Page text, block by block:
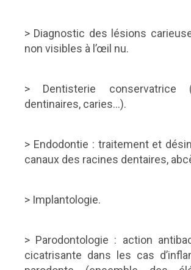
> Diagnostic des lésions
non visibles à l’œil nu.
> Dentisterie conservatrice
dentinaires, caries…).
> Endodontie : traitement et
canaux des racines dentaires,
> Implantologie.
> Parodontologie : action
cicatrisante dans les cas